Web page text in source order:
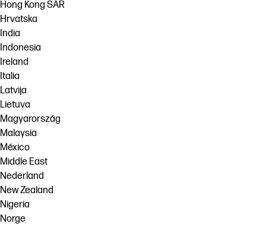
Hong Kong SAR
Hrvatska
India
Indonesia
Ireland
Italia
Latvija
Lietuva
Magyarország
Malaysia
México
Middle East
Nederland
New Zealand
Nigeria
Norge